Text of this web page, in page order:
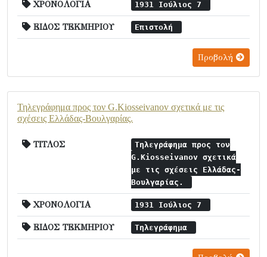
ΧΡΟΝΟΛΟΓΙΑ 1931 Ιούλιος 7
ΕΙΔΟΣ ΤΕΚΜΗΡΙΟΥ Επιστολή
Προβολή
Τηλεγράφημα προς τον G.Kiosseivanov σχετικά με τις
σχέσεις Ελλάδας-Βουλγαρίας.
ΤΙΤΛΟΣ
Τηλεγράφημα προς τον
G.Kiosseivanov σχετικά
με τις σχέσεις Ελλάδας-
Βουλγαρίας.
ΧΡΟΝΟΛΟΓΙΑ 1931 Ιούλιος 7
ΕΙΔΟΣ ΤΕΚΜΗΡΙΟΥ Τηλεγράφημα